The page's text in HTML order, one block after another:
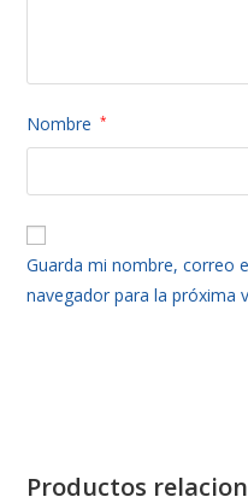
Nombre *
Guarda mi nombre, correo
navegador para la próxima
Productos